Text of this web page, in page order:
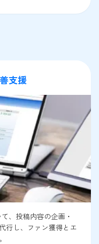
支援
、投稿内容の企画・
行し、ファン獲得とエ